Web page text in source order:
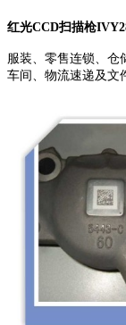
红光CCD扫描枪
服装、零售连锁、仓储
车间、物流速递及文